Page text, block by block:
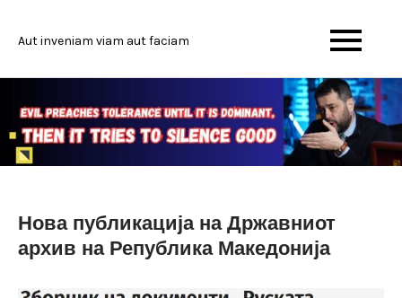
Aut inveniam viam aut faciam
Нова публикација на Државниот
архив на Република Македонија